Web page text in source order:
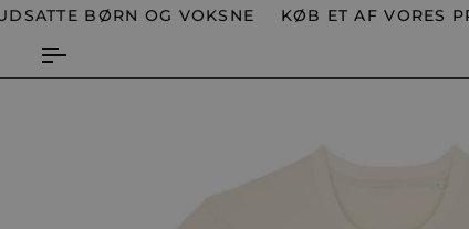
Spring
indhold
BØRN OG VOKSNE KØB ET AF VORES